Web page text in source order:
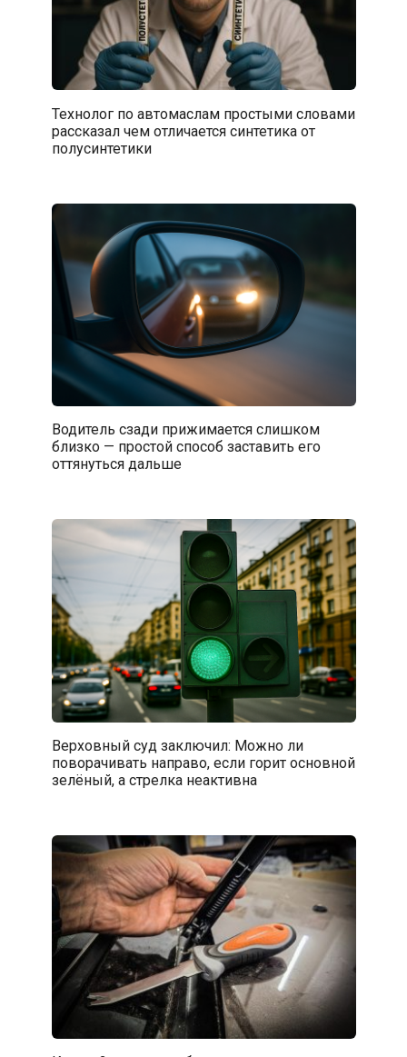
Технолог по автомаслам простыми словами
рассказал чем отличается синтетика от
полусинтетики
Водитель сзади прижимается слишком
близко — простой способ заставить его
оттянуться дальше
Верховный суд заключил: Можно ли
поворачивать направо, если горит основной
зелёный, а стрелка неактивна